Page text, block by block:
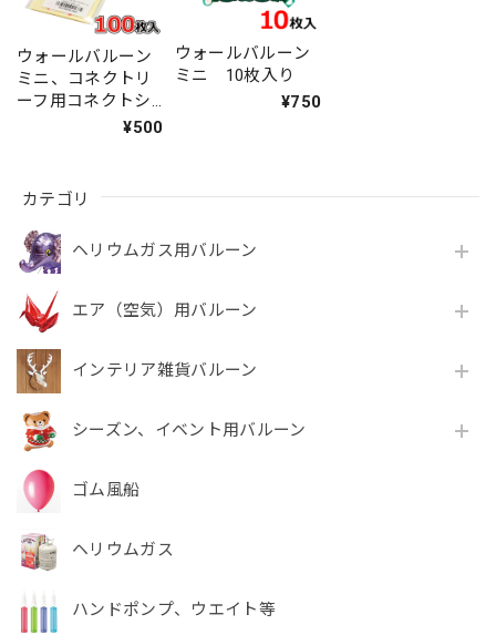
カテゴリ
ヘリウムガス用バルーン
エア（空気）用バルーン
インテリア雑貨バルーン
シーズン、イベント用バルーン
ゴム風船
ヘリウムガス
ハンドポンプ、ウエイト等
ウォールバルーン
ミニ、コネクトリ
ーフ用コネクトシ
ール 100枚入り¥500
ウォールバルーン
ミニ 10枚入り
¥750